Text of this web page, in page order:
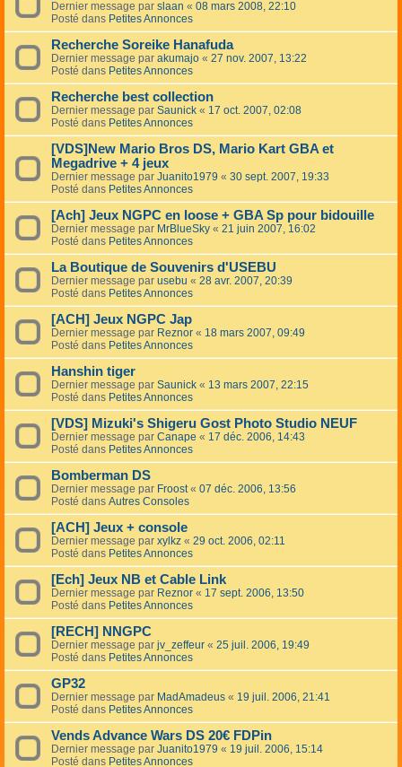
Dernier message par slaan « 08 mars 2008, 22:10
Posté dans Petites Annonces
Recherche Soreike Hanafuda
Dernier message par akumajo « 27 nov. 2007, 13:22
Posté dans Petites Annonces
Recherche best collection
Dernier message par Saunick « 17 oct. 2007, 02:08
Posté dans Petites Annonces
[VDS]New Mario Bros DS, Mario Kart GBA et
Megadrive + 4 jeux
Dernier message par Juanito1979 « 30 sept. 2007, 19:33
Posté dans Petites Annonces
[Ach] Jeux NGPC en loose + GBA Sp pour bidouille
Dernier message par MrBlueSky « 21 juin 2007, 16:02
Posté dans Petites Annonces
La Boutique de Souvenirs d'USEBU
Dernier message par usebu « 28 avr. 2007, 20:39
Posté dans Petites Annonces
[ACH] Jeux NGPC Jap
Dernier message par Reznor « 18 mars 2007, 09:49
Posté dans Petites Annonces
Hanshin tiger
Dernier message par Saunick « 13 mars 2007, 22:15
Posté dans Petites Annonces
[VDS] Mizuki's Shigeru Gost Photo Studio NEUF
Dernier message par Canape « 17 déc. 2006, 14:43
Posté dans Petites Annonces
Bomberman DS
Dernier message par Froost« 07 déc. 2006, 13:56
Posté dans Autres Consoles
[ACH] Jeux + console
Dernier message par xylkz « 29 oct. 2006, 02:11
Posté dans Petites Annonces
[Ech] Jeux NB et Cable Link
Dernier message par Reznor « 17 sept. 2006, 13:50
Posté dans Petites Annonces
[RECH] NNGPC
Dernier message par jv_zeffeur « 25 juil. 2006, 19:49
Posté dans Petites Annonces
GP32
Dernier message par MadAmadeus « 19 juil. 2006, 21:41
Posté dans Petites Annonces
Vends Advance Wars DS 20€ FDPin
Dernier message par Juanito1979 « 19 juil. 2006, 15:14
Posté dans Petites Annonces